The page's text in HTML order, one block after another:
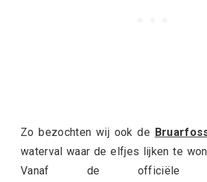
Zo bezochten wij ook de
waterval waar de elfjes lijken te
Vanaf de officiële